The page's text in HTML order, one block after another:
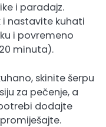
i paradajz.
i nastavite kuhati
i povremeno
minuta).
skinite šerpu
za pečenje, a
dodajte